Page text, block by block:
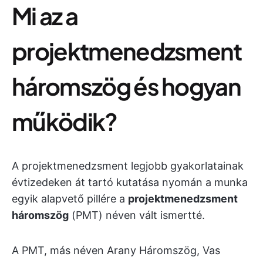
Mi az a
projektmenedzsment
háromszög és hogyan
működik?
A projektmenedzsment legjobb gyakorlatainak
évtizedeken át tartó kutatása nyomán a munka
egyik alapvető pillére a projektmenedzsment
háromszög (PMT) néven vált ismertté.
A PMT, más néven Arany Háromszög, Vas